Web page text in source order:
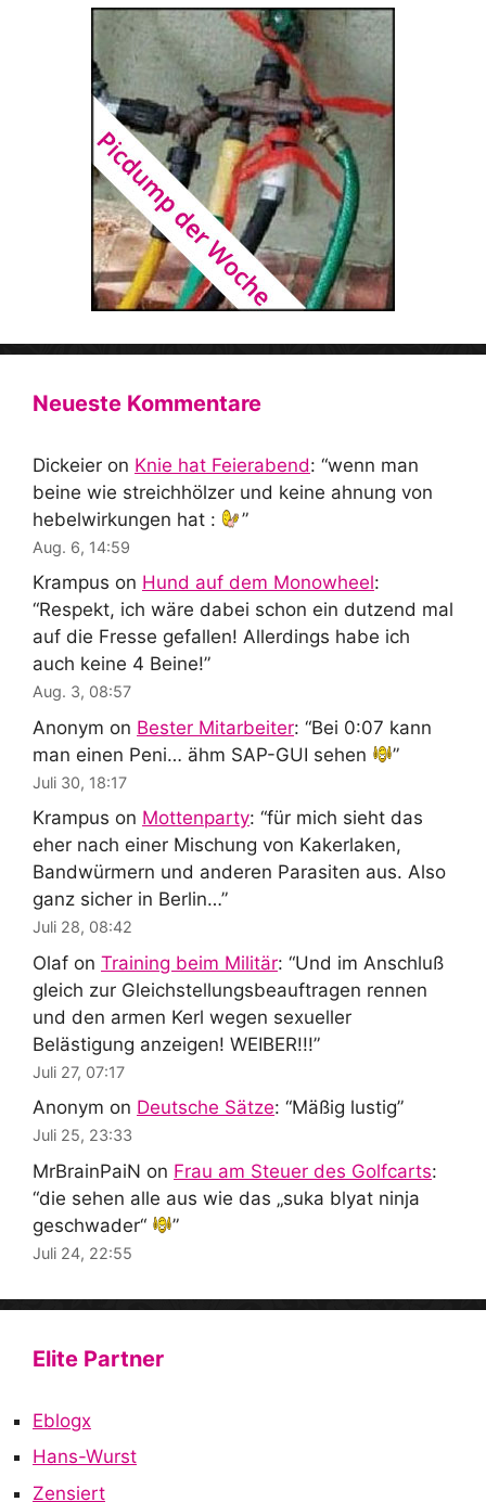
Neueste Kommentare
Dickeier on Knie hat Feierabend: “wenn man
beine wie streichhölzer und keine ahnung von
hebelwirkungen hat :
”
Aug. 6, 14:59
Krampus on Hund auf dem Monowheel:
“Respekt, ich wäre dabei schon ein dutzend mal
auf die Fresse gefallen! Allerdings habe ich
auch keine 4 Beine!”
Aug. 3, 08:57
Anonym on Bester Mitarbeiter: “Bei 0:07 kann
man einen Peni… ähm SAP-GUI sehen
”
Juli 30, 18:17
Krampus on Mottenparty: “für mich sieht das
eher nach einer Mischung von Kakerlaken,
Bandwürmern und anderen Parasiten aus. Also
ganz sicher in Berlin…”
Juli 28, 08:42
Olaf on Training beim Militär: “Und im Anschluß
gleich zur Gleichstellungsbeauftragen rennen
und den armen Kerl wegen sexueller
Belästigung anzeigen! WEIBER!!!”
Juli 27, 07:17
Anonym on Deutsche Sätze: “Mäßig lustig”
Juli 25, 23:33
MrBrainPaiN on Frau am Steuer des Golfcarts:
“die sehen alle aus wie das „suka blyat ninja
geschwader“
”
Juli 24, 22:55
Elite Partner
Eblogx
Hans-Wurst
Zensiert